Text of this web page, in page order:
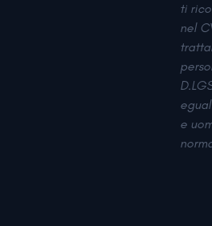
ti
nel
e